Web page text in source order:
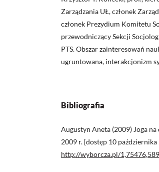
Zarządzania UŁ, członek
członek Prezydium Komitetu
przewodniczący Sekcji
PTS. Obszar zainteresowań
ugruntowana, interakcjonizm
Bibliografia
Augustyn Aneta (2009) Joga na
2009 r. [dostęp 10
http://wyborcza.pl/